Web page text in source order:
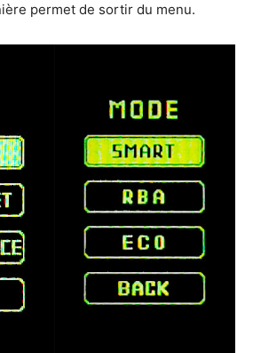
permet de sortir du menu.